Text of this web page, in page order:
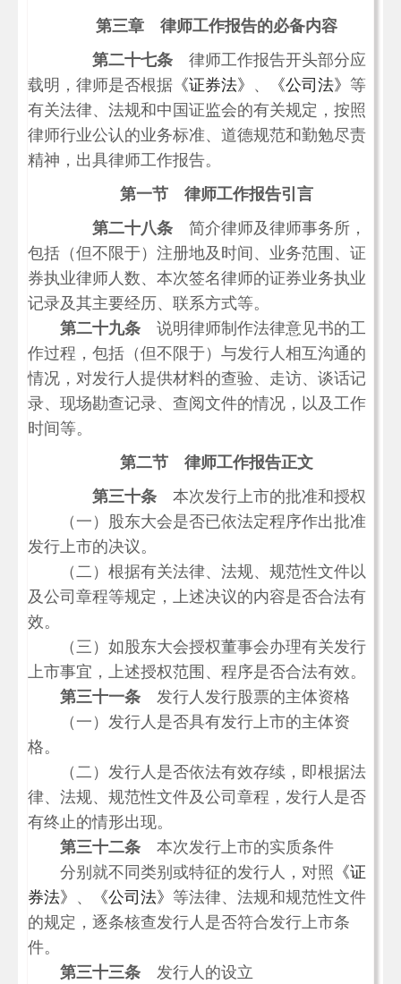
第三章 律师工作报告的必备内容
第二十七条 律师工作报告开头部分应
载明，律师是否根据 《证券法》 、 《公司法》 等
有关法律、法规和中国证监会的有关规定，按照
律师行业公认的业务标准、道德规范和勤勉尽责
精神，出具律师工作报告。
第一节 律师工作报告引言
第二十八条 简介律师及律师事务所，
包括（但不限于）注册地及时间、业务范围、证
券执业律师人数、本次签名律师的证券业务执业
记录及其主要经历、联系方式等。
第二十九条 说明律师制作法律意见书的工
作过程，包括（但不限于）与发行人相互沟通的
情况，对发行人提供材料的查验、走访、谈话记
录、现场勘查记录、查阅文件的情况，以及工作
时间等。
第二节 律师工作报告正文
第三十条 本次发行上市的批准和授权
（一）股东大会是否已依法定程序作出批准
发行上市的决议。
（二）根据有关法律、法规、规范性文件以
及公司章程等规定，上述决议的内容是否合法有
效。
（三）如股东大会授权董事会办理有关发行
上市事宜，上述授权范围、程序是否合法有效。
第三十一条 发行人发行股票的主体资格
（一）发行人是否具有发行上市的主体资
格。
（二）发行人是否依法有效存续，即根据法
律、法规、规范性文件及公司章程，发行人是否
有终止的情形出现。
第三十二条 本次发行上市的实质条件
分别就不同类别或特征的发行人，对照 《证
券法》 、 《公司法》 等法律、法规和规范性文件
的规定，逐条核查发行人是否符合发行上市条
件。
第三十三条 发行人的设立